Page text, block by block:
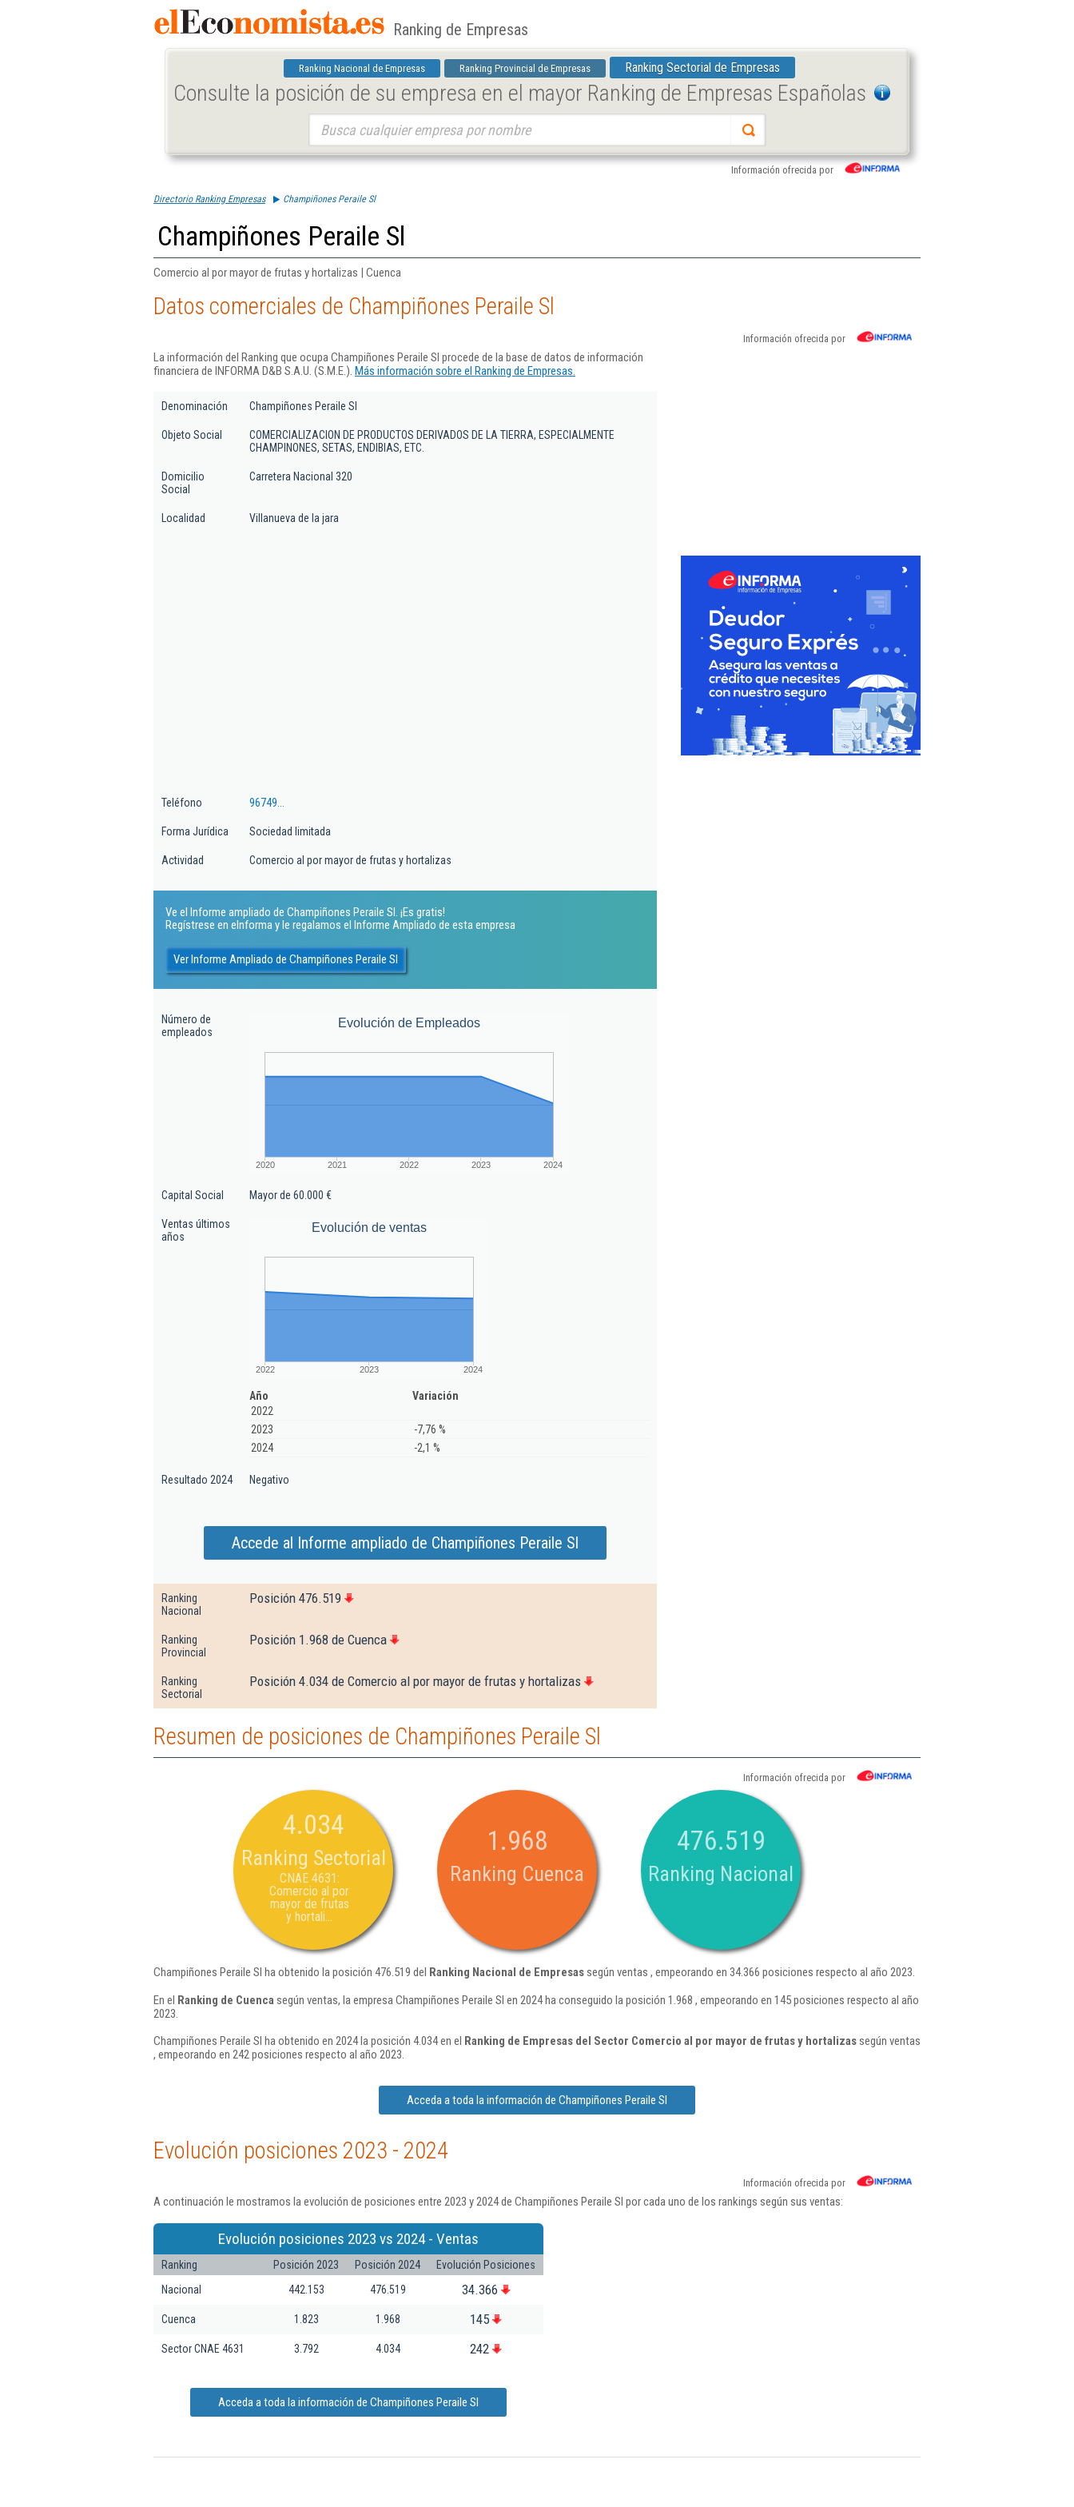
Ranking de Empresas
Ranking Nacional de Empresas Ranking Provincial de Empresas Ranking Sectorial de Empresas
Consulte la posición de su empresa en el mayor Ranking de Empresas Españolas
Información ofrecida por
Directorio Ranking Empresas Champiñones Peraile Sl
Champiñones Peraile Sl
Comercio al por mayor de frutas y hortalizas | Cuenca
Datos comerciales de Champiñones Peraile Sl
Información ofrecida por
La información del Ranking que ocupa Champiñones Peraile Sl procede de la base de datos de información
financiera de INFORMA D&B S.A.U. (S.M.E.). Más información sobre el Ranking de Empresas.
Denominación Champiñones Peraile Sl
Objeto Social
COMERCIALIZACION DE PRODUCTOS DERIVADOS DE LA TIERRA, ESPECIALMENTE
CHAMPINONES, SETAS, ENDIBIAS, ETC.
Domicilio
Social
Carretera Nacional 320
Localidad Villanueva de la jara
Teléfono 96749...
Forma Jurídica Sociedad limitada
Actividad Comercio al por mayor de frutas y hortalizas
Ve el Informe ampliado de Champiñones Peraile Sl. ¡Es gratis!
Regístrese en eInforma y le regalamos el Informe Ampliado de esta empresa
Ver Informe Ampliado de Champiñones Peraile Sl
Número de
empleados
Evolución de Empleados
2020 2021 2022 2023 2024
Capital Social Mayor de 60.000 €
Ventas últimos
años
Evolución de ventas
2022 2023 2024
Año
Variación
2022
2023
-7,76 %
2024
-2,1 %
Resultado 2024 Negativo
Accede al Informe ampliado de Champiñones Peraile Sl
Ranking
Nacional
Posición 476.519
Ranking
Provincial
Posición 1.968 de Cuenca
Ranking
Sectorial
Posición 4.034 de Comercio al por mayor de frutas y hortalizas
Resumen de posiciones de Champiñones Peraile Sl
Información ofrecida por
4.034
Ranking Sectorial
CNAE 4631:
Comercio al por
mayor de frutas
y hortali...
1.968
Ranking Cuenca
476.519
Ranking Nacional
Champiñones Peraile Sl ha obtenido la posición 476.519 del Ranking Nacional de Empresassegún ventas , empeorando en 34.366 posiciones respecto al año 2023.
En el Ranking de Cuenca según ventas, la empresa Champiñones Peraile Sl en 2024 ha conseguido la posición 1.968 , empeorando en 145 posiciones respecto al año
2023.
Champiñones Peraile Sl ha obtenido en 2024 la posición 4.034 en el Ranking de Empresas del Sector Comercio al por mayor de frutas y hortalizassegún ventas
, empeorando en 242 posiciones respecto al año 2023.
Acceda a toda la información de Champiñones Peraile Sl
Evolución posiciones 2023 - 2024
Información ofrecida por
A continuación le mostramos la evolución de posiciones entre 2023 y 2024 de Champiñones Peraile Sl por cada uno de los rankings según sus ventas:
Evolución posiciones 2023 vs 2024 - Ventas
Ranking Posición 2023 Posición 2024
Evolución Posiciones
Nacional
442.153 476.519 34.366
Cuenca 1.823 1.968 145
Sector CNAE 4631 3.792 4.034 242
Acceda a toda la información de Champiñones Peraile Sl